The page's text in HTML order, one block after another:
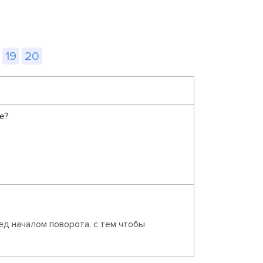
19 20
началом поворота, с тем чтобы